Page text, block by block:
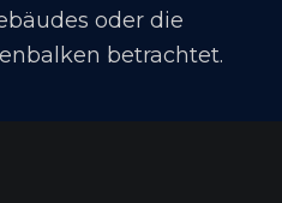
oder die
betrachtet.